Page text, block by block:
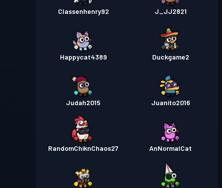
Classenhenry92 J_JJ2821
Happycat4389 Duckgame2
Judah2015 Juanito2016
RandomChiknChaos27 AnNormalCat